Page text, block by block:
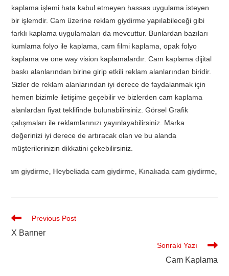
kaplama işlemi hata kabul etmeyen hassas uygulama isteyen
bir işlemdir. Cam üzerine reklam giydirme yapılabileceği gibi
farklı kaplama uygulamaları da mevcuttur. Bunlardan bazıları
kumlama folyo ile kaplama, cam filmi kaplama, opak folyo
kaplama ve one way vision kaplamalardır. Cam kaplama dijital
baskı alanlarından birine girip etkili reklam alanlarından biridir.
Sizler de reklam alanlarından iyi derece de faydalanmak için
hemen bizimle iletişime geçebilir ve bizlerden cam kaplama
alanlardan fiyat teklifinde bulunabilirsiniz. Görsel Grafik
çalışmaları ile reklamlarınızı yayınlayabilirsiniz. Marka
değerinizi iyi derece de artıracak olan ve bu alanda
müşterilerinizin dikkatini çekebilirsiniz.
cam giydirme,
Previous Post
X Banner
Sonraki Yazı
Cam Kaplama